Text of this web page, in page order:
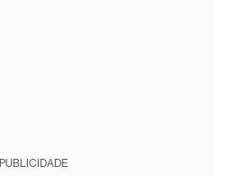
PUBLICIDADE